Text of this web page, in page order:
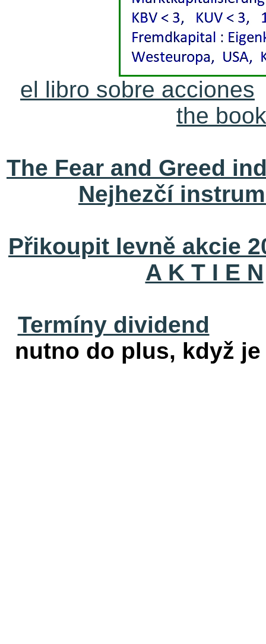
el libro sobre acciones
the
The Fear and Greed
Nejhezčí
Přikoupit levně akcie
A K T I E N
Termíny dividend
nutno do plus, když